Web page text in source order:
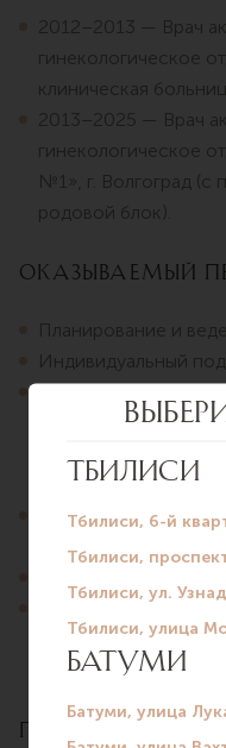
2012–2013 — Врач
гинекологическое
клиническая
2013–2025 — Врач
гинекологическое
№1», г. Волгоград (с
родовой блок).
Оказываемый
Планирование и
Индивидуальный
Ведение женщин с
цикла и
эндометриоз и др.).
Индивидуальный
гормональной
Введение
«Мирена», введение
«Импланон».
Повышение